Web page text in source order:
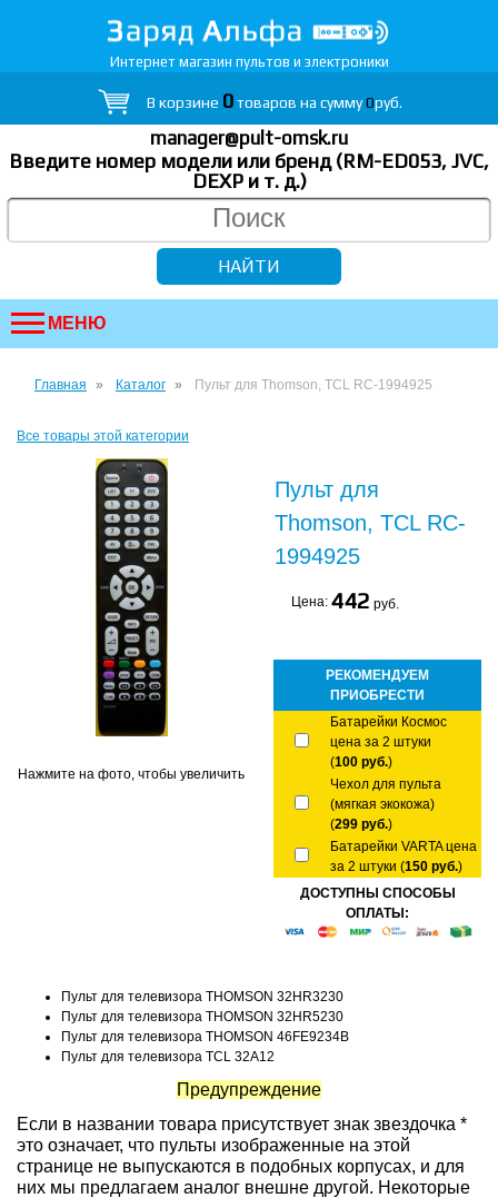
Интернет магазин пультов и электроники
В корзине 0товаров на сумму0руб.
manager@pult-omsk.ru
Введите номер модели или бренд (RM-ED053, JVC,
DEXP и т. д.)
МЕНЮ
Главная Каталог Пульт для Thomson, TCL RC-1994925
Все товары этой категории
Нажмите на фото, чтобы увеличить
Пульт для
Thomson, TCL RC-
1994925
Цена: 442 руб.
РЕКОМЕНДУЕМ
ПРИОБРЕСТИ
Батарейки Космос
цена за 2 штуки
(100 руб.)
Чехол для пульта
(мягкая экокожа)
(299 руб.)
Батарейки VARTA цена
за 2 штуки (150 руб.)
ДОСТУПНЫ СПОСОБЫ
ОПЛАТЫ:
Пульт для телевизора THOMSON 32HR3230
Пульт для телевизора THOMSON 32HR5230
Пульт для телевизора THOMSON 46FE9234B
Пульт для телевизора TCL 32A12
Предупреждение
Если в названии товара присутствует знак звездочка *
это означает, что пульты изображенные на этой
странице не выпускаются в подобных корпусах, и для
них мы предлагаем аналог внешне другой. Некоторые